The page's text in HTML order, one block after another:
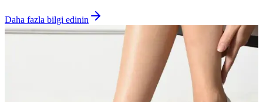
Daha fazla bilgi edinin